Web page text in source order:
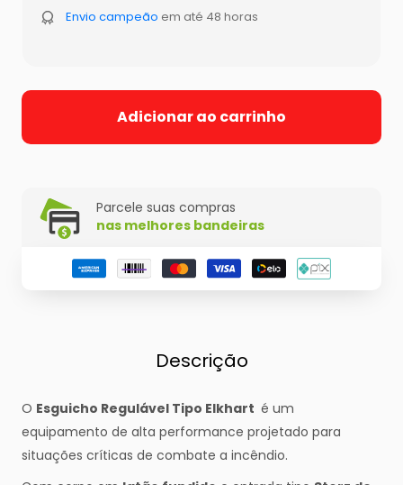
Envio campeão em até 48 horas
Adicionar ao carrinho
Parcele suas compras
nas melhores bandeiras
Descrição
O Esguicho Regulável Tipo Elkhart é um
equipamento de alta performance projetado para
situações críticas de combate a incêndio.